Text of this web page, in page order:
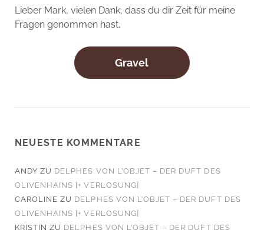
Lieber Mark, vielen Dank, dass du dir Zeit für meine
Fragen genommen hast.
Gravel
NEUESTE KOMMENTARE
ANDY ZU DELPHES VON L’OBJET – DER DUFT DES
OLIVENHAINS [+ VERLOSUNG]
CAROLINE ZU DELPHES VON L’OBJET – DER DUFT DES
OLIVENHAINS [+ VERLOSUNG]
KRISTIN ZU DELPHES VON L’OBJET – DER DUFT DES